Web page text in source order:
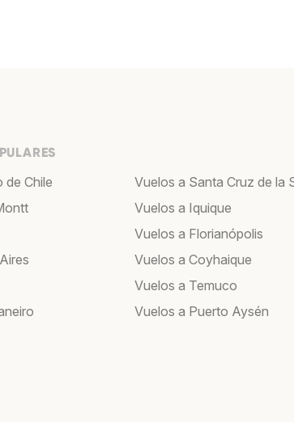
de Chile
Vuelos a Santa Cruz de la
Vuelos a Iquique
Vuelos a Florianópolis
Vuelos a Coyhaique
Vuelos a Temuco
Vuelos a Puerto Aysén